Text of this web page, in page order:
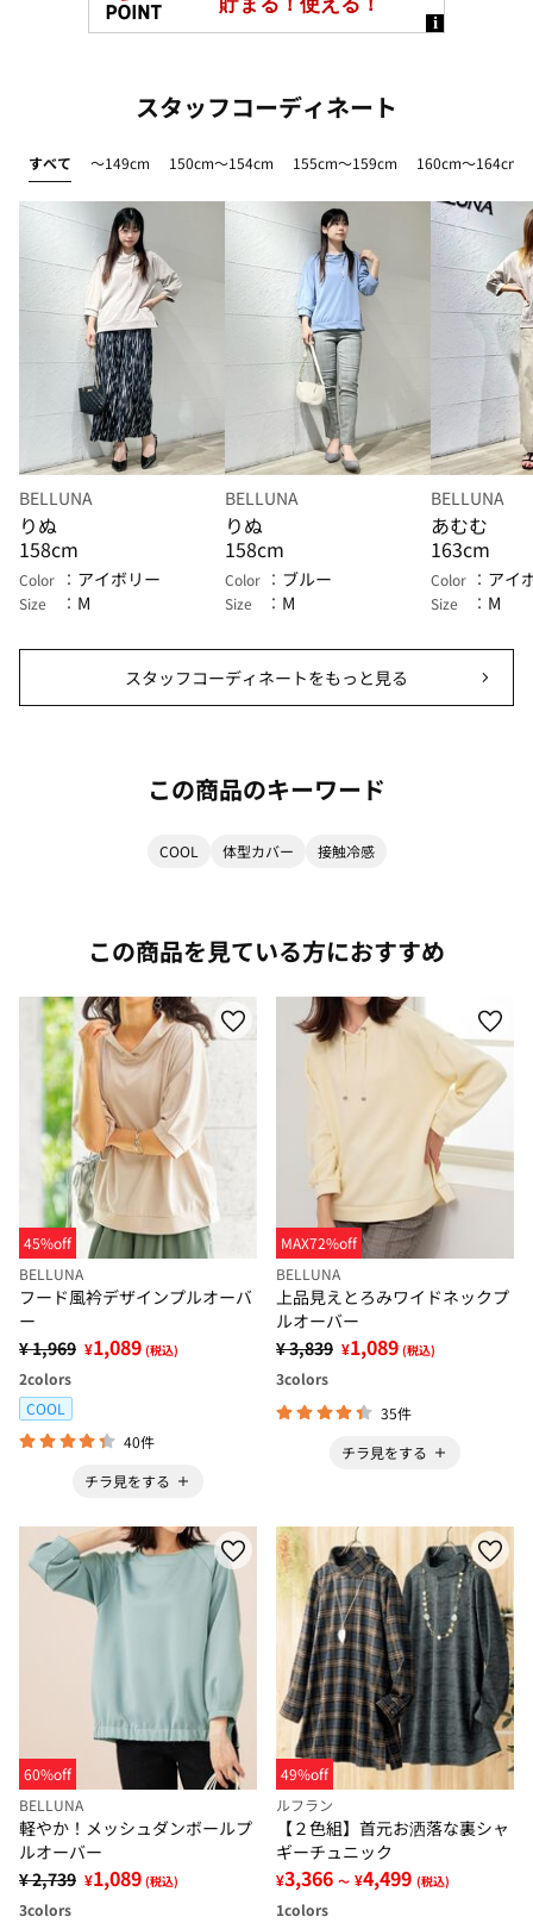
スタッフコーディネート
すべて ～149cm 150cm～154cm 155cm～159cm 160cm～164cm
BELLUNA
りぬ
158cm
Color アイボリー
Size M
BELLUNA
りぬ
158cm
Color ブルー
Size M
BELLUNA
あむむ
163cm
Color アイ
Size M
スタッフコーディネートをもっと見る
この商品のキーワード
COOL 体型カバー 接触冷感
この商品を見ている方におすすめ
45%off
BELLUNA
フード風衿デザインプルオーバ
ー
¥ 1,969 ¥1,089 (税込)
2colors
COOL
40件
チラ見をする
MAX72%off
BELLUNA
上品見えとろみワイドネックプ
ルオーバー
¥ 3,839 ¥1,089 (税込)
3colors
35件
チラ見をする
60%off
BELLUNA
軽やか！メッシュダンボールプ
ルオーバー
¥ 2,739 ¥1,089 (税込)
3colors
49%off
ルフラン
【２色組】首元お洒落な裏シャ
ギーチュニック
¥3,366 ～ ¥4,499 (税込)
1colors